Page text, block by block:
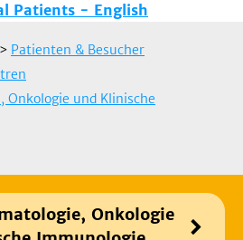
Patients - English
> Patienten & Besucher
Onkologie und Klinische
Onkologie